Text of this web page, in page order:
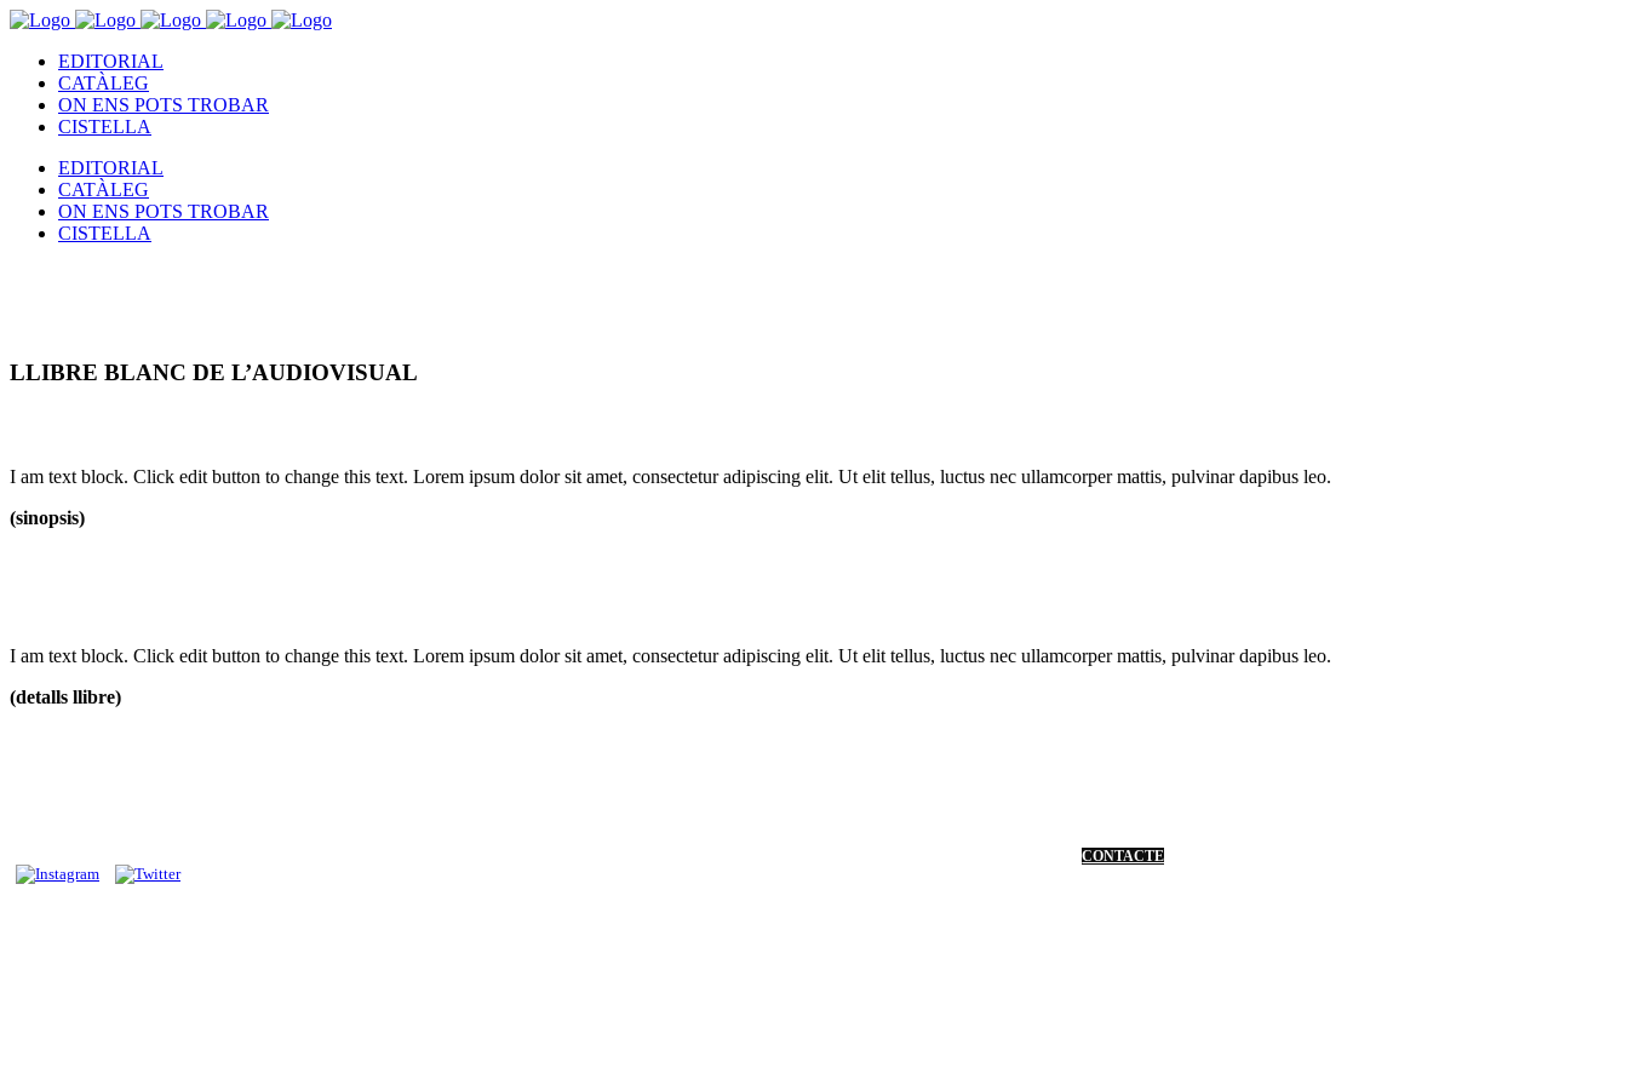
EDITORIAL
CATÀLEG
ON ENS POTS TROBAR
CISTELLA
EDITORIAL
CATÀLEG
ON ENS POTS TROBAR
CISTELLA
LLIBRE BLANC DE L’AUDIOVISUAL
I am text block. Click edit button to change this text. Lorem ipsum dolor sit amet, consectetur adipiscing elit. Ut elit tellus, luctus nec ullamcorper mattis, pulvinar dapibus leo.
(sinopsis)
I am text block. Click edit button to change this text. Lorem ipsum dolor sit amet, consectetur adipiscing elit. Ut elit tellus, luctus nec ullamcorper mattis, pulvinar dapibus leo.
(detalls llibre)
CONTACTE